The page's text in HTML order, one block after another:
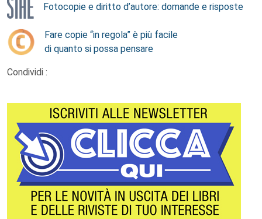
Fotocopie e diritto d’autore: domande e risposte
Fare copie “in regola” è più facile
di quanto si possa pensare
Condividi :